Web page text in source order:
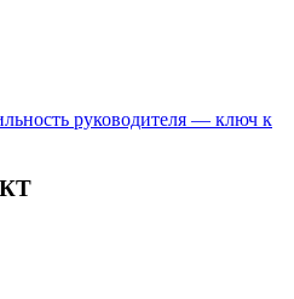
руководителя — ключ к